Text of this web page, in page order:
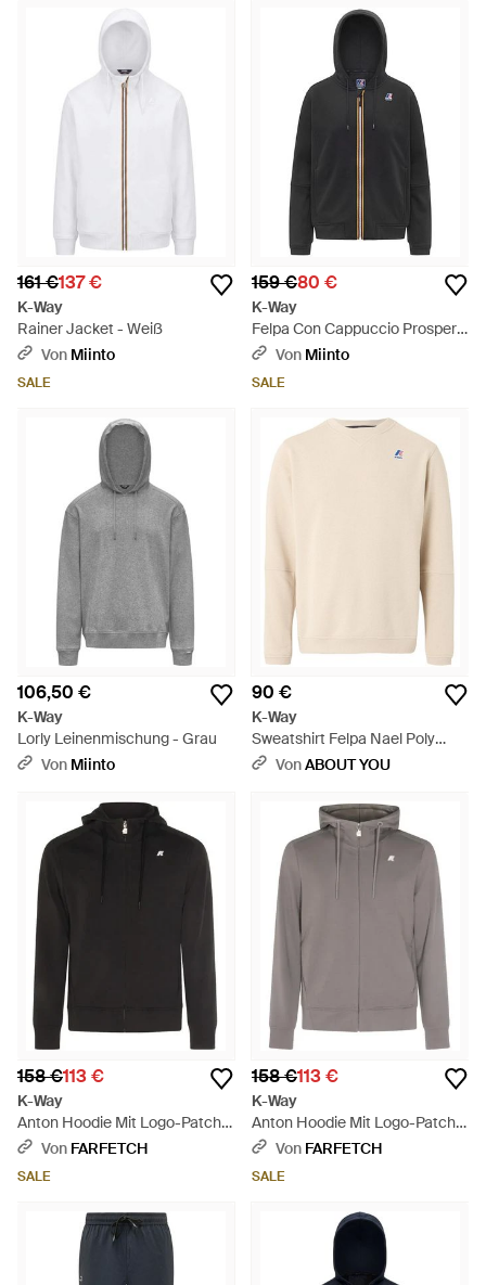
161 €137 €
K-Way
Rainer Jacket - Weiß
Von Miinto
SALE
159 €80 €
K-Way
Felpa Con Cappuccio Prosper
Br - Schwarz
Von Miinto
SALE
106,50 €
K-Way
Lorly Leinenmischung - Grau
Von Miinto
90 €
K-Way
Sweatshirt Felpa Nael Poly
Cotton - Weiß
VonABOUT YOU
158 €113 €
K-Way
Anton Hoodie Mit Logo-Patch -
Schwarz
Von FARFETCH
SALE
158 €113 €
K-Way
Anton Hoodie Mit Logo-Patch -
GrauVon FARFETCH
SALE